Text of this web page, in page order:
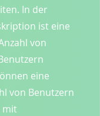
In der
ist eine
von
eine
von Benutzern
mit